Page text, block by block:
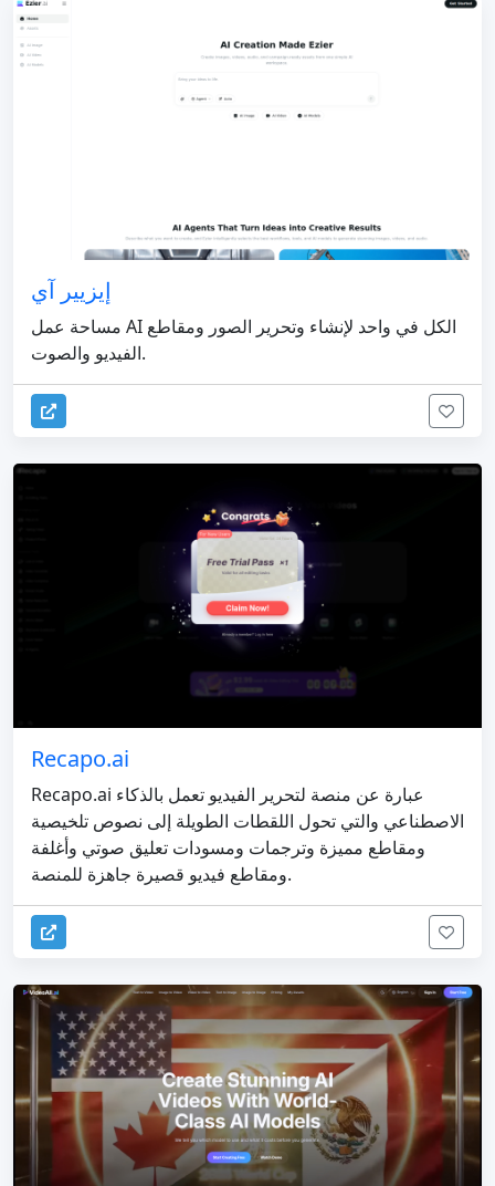
إيزيير آي
مساحة عمل AI الكل في واحد لإنشاء وتحرير الصور ومقاطع
الفيديو والصوت.
Recapo.ai
Recapo.ai عبارة عن منصة لتحرير الفيديو تعمل بالذكاء
الاصطناعي والتي تحول اللقطات الطويلة إلى نصوص تلخيصية
ومقاطع مميزة وترجمات ومسودات تعليق صوتي وأغلفة
ومقاطع فيديو قصيرة جاهزة للمنصة.